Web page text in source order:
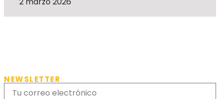
NEWSLETTER